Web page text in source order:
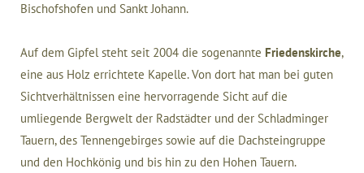
Bischofshofen und Sankt Johann.
Auf dem Gipfel steht seit 2004 die sogenannte Friedenskirche,
eine aus Holz errichtete Kapelle. Von dort hat man bei guten
Sichtverhältnissen eine hervorragende Sicht auf die
umliegende Bergwelt der Radstädter und der Schladminger
Tauern, des Tennengebirges sowie auf die Dachsteingruppe
und den Hochkönig und bis hin zu den Hohen Tauern.